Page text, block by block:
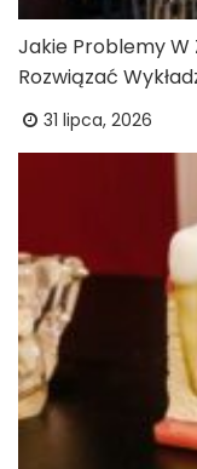
Jakie Problemy W
Rozwiązać
31 lipca, 2026